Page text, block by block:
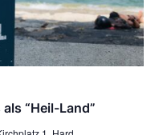
v
i
g
a
i
“Heil-Land”